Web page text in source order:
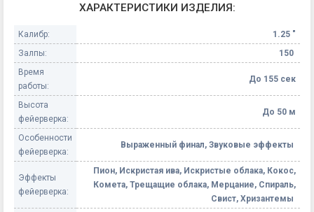
ХАРАКТЕРИСТИКИ ИЗДЕЛИЯ:
Калибр:
1.25 "
Залпы:
150
Время
работы:
До 155 сек
Высота
фейерверка:
До 50 м
Особенности
фейерверка:
Выраженный финал, Звуковые эффекты
Эффекты
фейерверка:
Пион, Искристая ива, Искристые облака, Кокос,
Комета, Трещащие облака, Мерцание, Спираль,
Свист, Хризантемы